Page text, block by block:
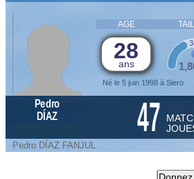
AGE
28
ans
Né le 5 juin 1998 à Siero
Pedro
DÍAZ
47
Pedro DÍAZ FANJUL